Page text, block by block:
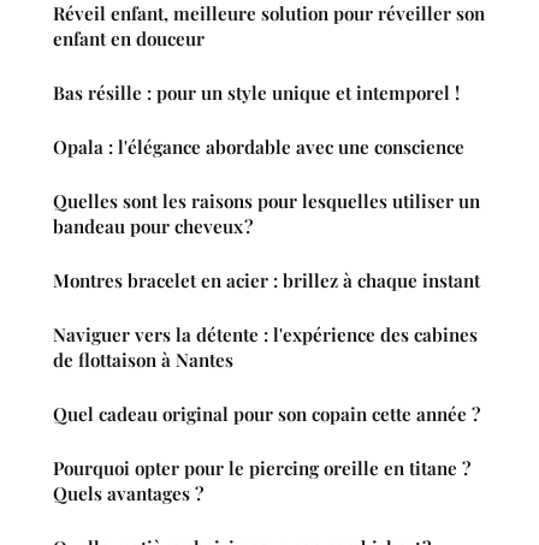
Réveil enfant, meilleure solution pour réveiller son
enfant en douceur
Bas résille : pour un style unique et intemporel !
Opala : l'élégance abordable avec une conscience
Quelles sont les raisons pour lesquelles utiliser un
bandeau pour cheveux ?
Montres bracelet en acier : brillez à chaque instant
Naviguer vers la détente : l'expérience des cabines
de flottaison à Nantes
Quel cadeau original pour son copain cette année ?
Pourquoi opter pour le piercing oreille en titane ?
Quels avantages ?